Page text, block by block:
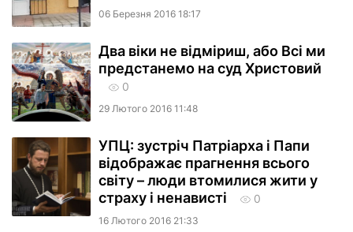
06 Березня 2016 18:17
Два віки не відміриш, або Всі ми
предстанемо на суд Христовий
0
29 Лютого 2016 11:48
УПЦ: зустріч Патріарха і Папи
відображає прагнення всього
світу – люди втомилися жити у
страху і ненависті
0
16 Лютого 2016 21:33